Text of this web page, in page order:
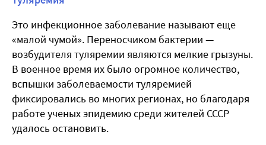
Это инфекционное заболевание называют еще
«малой чумой». Переносчиком бактерии —
возбудителя туляремии являются мелкие грызуны.
В военное время их было огромное количество,
вспышки заболеваемости туляремией
фиксировались во многих регионах, но благодаря
работе ученых эпидемию среди жителей СССР
удалось остановить.